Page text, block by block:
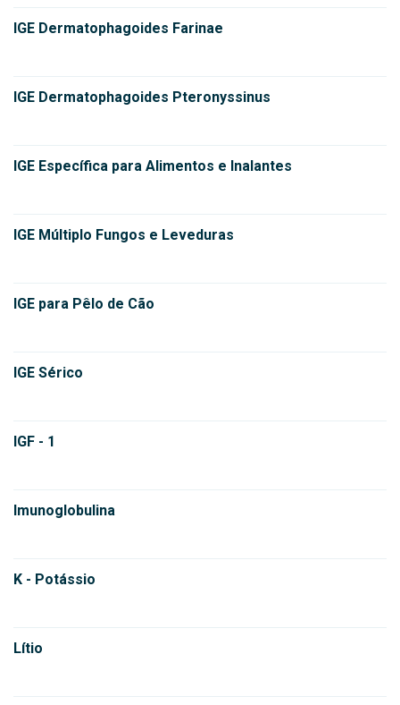
IGE Dermatophagoides Farinae
IGE Dermatophagoides Pteronyssinus
IGE Específica para Alimentos e Inalantes
IGE Múltiplo Fungos e Leveduras
IGE para Pêlo de Cão
IGE Sérico
IGF - 1
Imunoglobulina
K - Potássio
Lítio